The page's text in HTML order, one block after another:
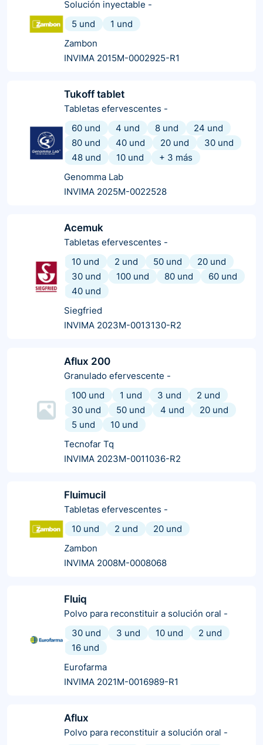
Solución inyectable -
5 und
1 und
Zambon
INVIMA 2015M-0002925-R1
Tukoff tablet
Tabletas efervescentes -
60 und
4 und 8 und
24 und
80 und
40 und 20 und
30 und
48 und
10 und + 3 más
Genomma Lab
INVIMA 2025M-0022528
Acemuk
Tabletas efervescentes -
10 und
2 und 50 und
20 und
30 und
100 und 80 und
60 und
40 und
Siegfried
INVIMA 2023M-0013130-R2
Aflux 200
Granulado efervescente -
100 und
1 und 3 und
2 und
30 und
50 und 4 und
20 und
5 und
10 und
Tecnofar Tq
INVIMA 2023M-0011036-R2
Fluimucil
Tabletas efervescentes -
10 und
2 und
20 und
Zambon
INVIMA 2008M-0008068
Fluiq
Polvo para reconstituir a solución oral -
30 und
3 und 10 und
2 und
16 und
Eurofarma
INVIMA 2021M-0016989-R1
Aflux
Polvo para reconstituir a solución oral -